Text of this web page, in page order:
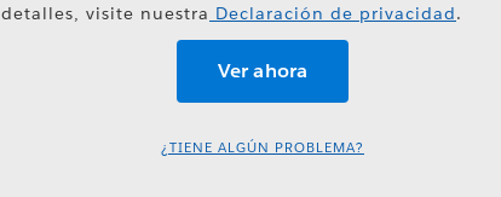
detalles, visite nuestra Declaración de privacidad.
¿TIENE ALGÚN PROBLEMA?